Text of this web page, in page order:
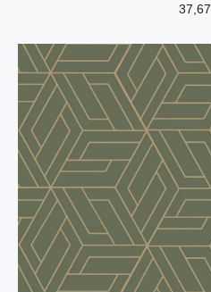
37,67